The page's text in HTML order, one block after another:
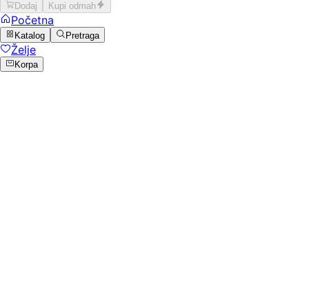
Dodaj Kupi odmah
Početna
Katalog Pretraga
Želje
Korpa